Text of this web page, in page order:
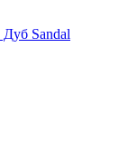
Дуб Sandal